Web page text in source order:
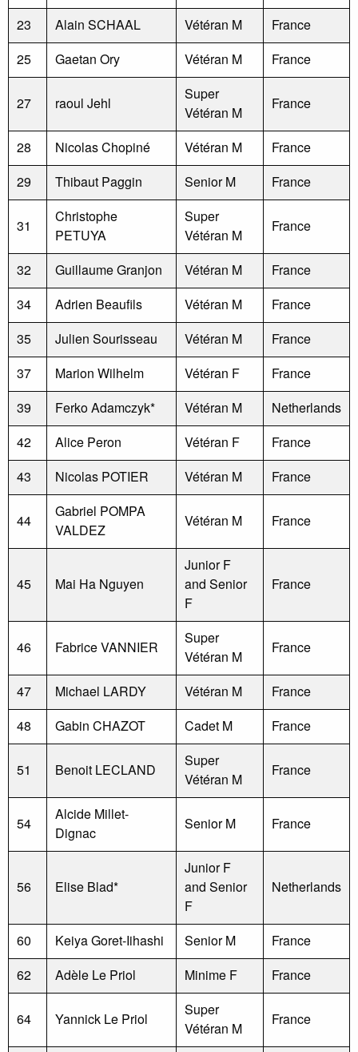
23
Alain SCHAAL Vétéran M
France
25
Gaetan Ory Vétéran M France
27 raoul Jehl
Super
Vétéran M
France
28 Nicolas Chopiné Vétéran M
France
29
Thibaut Paggin Senior M France
31
Christophe
PETUYA
Super
Vétéran M
France
32 Guillaume Granjon Vétéran M
France
34
Adrien Beaufils Vétéran M
France
35
Julien Sourisseau Vétéran M
France
37
Marion Wilhelm Vétéran F
France
39
Ferko Adamczyk* Vétéran M
Netherlands
42
Alice Peron Vétéran F
France
43
Nicolas POTIER Vétéran M France
44
Gabriel POMPA
VALDEZ
Vétéran M France
45 Mai Ha Nguyen
Junior F
and Senior
F
France
46 Fabrice VANNIER
Super
Vétéran M
France
47 Michael LARDY Vétéran M
France
48
Gabin CHAZOT Cadet M France
51 Benoit LECLAND
Super
Vétéran M
France
54
Alcide Millet-
Dignac
Senior M France
56 Elise Blad*
Junior F
and Senior
F
Netherlands
60 Keiya Goret-Iihashi Senior M
France
62
Adèle Le Priol Minime F France
64 Yannick Le Priol
Super
Vétéran M
France